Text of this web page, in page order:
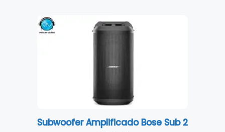
Subwoofer Amplificado Bose Sub 2